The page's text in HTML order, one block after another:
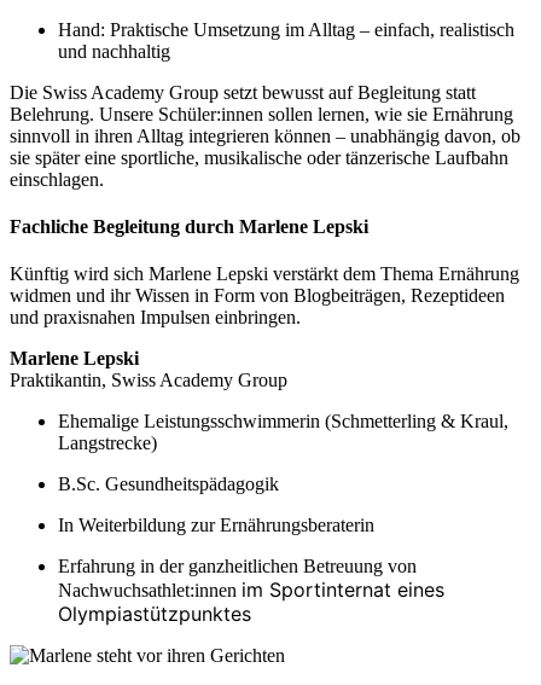
Hand: Praktische Umsetzung im Alltag – einfach, realistisch
und nachhaltig
Die Swiss Academy Group setzt bewusst auf Begleitung statt
Belehrung. Unsere Schüler:innen sollen lernen, wie sie Ernährung
sinnvoll in ihren Alltag integrieren können – unabhängig davon, ob
sie später eine sportliche, musikalische oder tänzerische Laufbahn
einschlagen.
Fachliche Begleitung durch Marlene Lepski
Künftig wird sich Marlene Lepski verstärkt dem Thema Ernährung
widmen und ihr Wissen in Form von Blogbeiträgen, Rezeptideen
und praxisnahen Impulsen einbringen.
Marlene Lepski
Praktikantin, Swiss Academy Group
Ehemalige Leistungsschwimmerin (Schmetterling & Kraul,
Langstrecke)
B.Sc. Gesundheitspädagogik
In Weiterbildung zur Ernährungsberaterin
Erfahrung in der ganzheitlichen Betreuung von
Nachwuchsathlet:innen im Sportinternat eines
Olympiastützpunktes